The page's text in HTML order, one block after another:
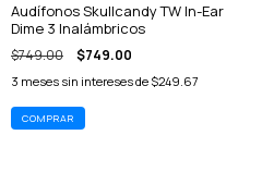
Audífonos Skullcandy TW In-Ear
Dime 3 Inalámbricos
$749.00 $749.00
3 meses sin intereses de $249.67